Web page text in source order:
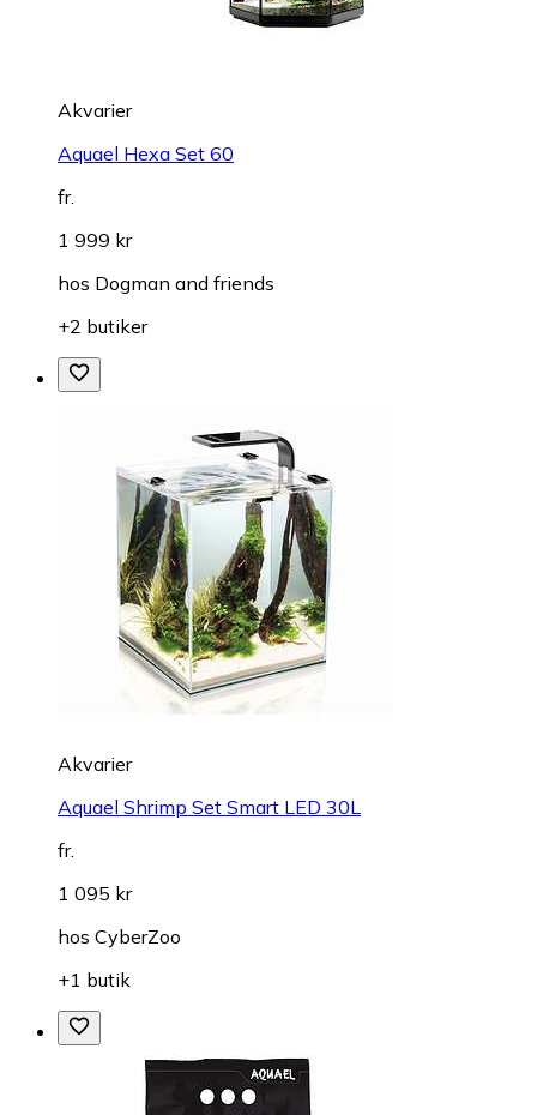
Akvarier
Aquael Hexa Set 60
fr.
1 999 kr
hos Dogman and friends
+2 butiker
Akvarier
Aquael Shrimp Set Smart LED 30L
fr.
1 095 kr
hos CyberZoo
+1 butik